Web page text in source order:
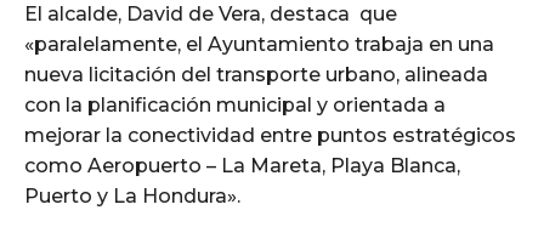
El alcalde, David de Vera, destaca que
«paralelamente, el Ayuntamiento trabaja en una
nueva licitación del transporte urbano, alineada
con la planificación municipal y orientada a
mejorar la conectividad entre puntos estratégicos
como Aeropuerto – La Mareta, Playa Blanca,
Puerto y La Hondura».